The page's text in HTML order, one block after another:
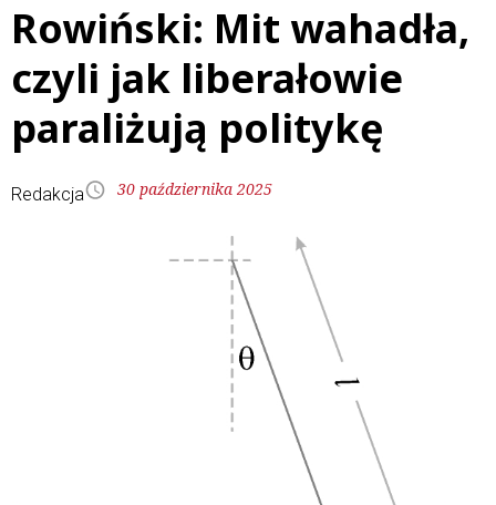
Rowiński: Mit wahadła,
czyli jak liberałowie
paraliżują politykę
Redakcja 30 października 2025